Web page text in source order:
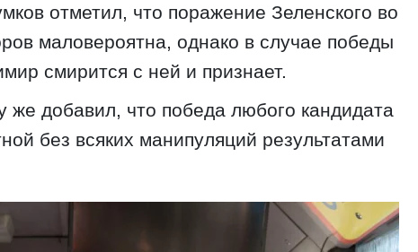
отметил, что поражение Зеленского во
маловероятна, однако в случае победы
смирится с ней и признает.
же добавил, что победа любого кандидата
без всяких манипуляций результатами